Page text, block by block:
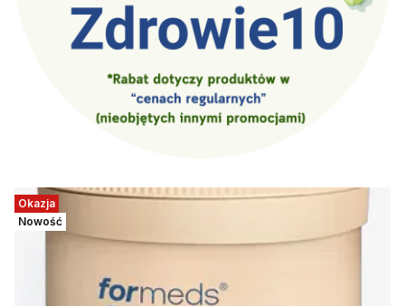
Okazja
Nowość